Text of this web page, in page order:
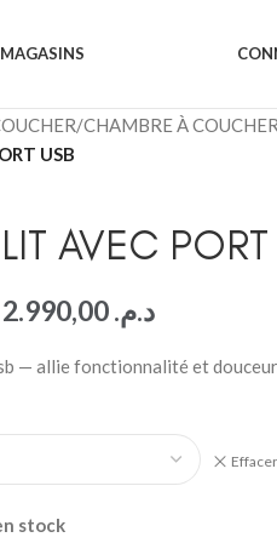
/CHAMBRE À
USB
AVEC
د.م.2.990,00
— allie fonctionnalité et
Effacer
stock